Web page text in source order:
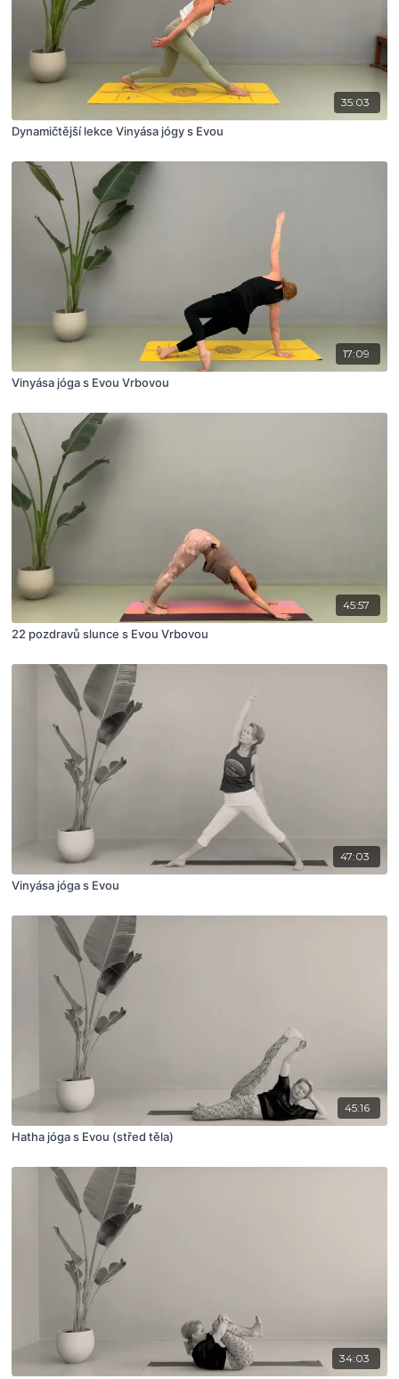
35:03
Dynamičtější lekce Vinyása jógy s Evou
17:09
Vinyása jóga s Evou Vrbovou
45:57
22 pozdravů slunce s Evou Vrbovou
47:03
Vinyása jóga s Evou
45:16
Hatha jóga s Evou (střed těla)
34:03